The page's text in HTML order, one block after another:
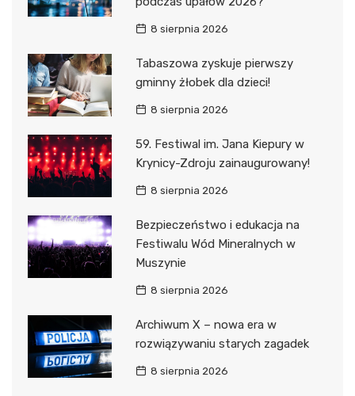
8 sierpnia 2026
Tabaszowa zyskuje pierwszy
gminny żłobek dla dzieci!
8 sierpnia 2026
59. Festiwal im. Jana Kiepury w
Krynicy-Zdroju zainaugurowany!
8 sierpnia 2026
Bezpieczeństwo i edukacja na
Festiwalu Wód Mineralnych w
Muszynie
8 sierpnia 2026
Archiwum X – nowa era w
rozwiązywaniu starych zagadek
8 sierpnia 2026